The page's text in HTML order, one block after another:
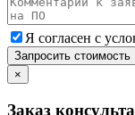
Я согласен с
Запросить стоимость
×
Заказ